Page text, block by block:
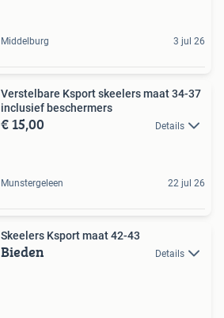
Middelburg 3 jul 26
Verstelbare Ksport skeelers maat 34-37
inclusief beschermers
€ 15,00 Details
Munstergeleen 22 jul 26
Skeelers Ksport maat 42-43
Bieden Details